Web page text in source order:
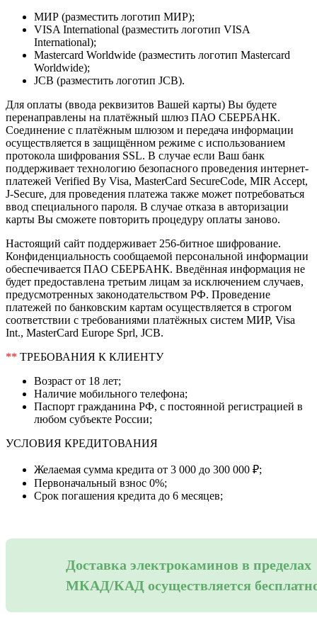
МИР (разместить логотип МИР);
VISA International (разместить логотип VISA
International);
Mastercard Worldwide (разместить логотип Mastercard
Worldwide);
JCB (разместить логотип JCB).
Для оплаты (ввода реквизитов Вашей карты) Вы будете
перенаправлены на платёжный шлюз ПАО СБЕРБАНК.
Соединение с платёжным шлюзом и передача информации
осуществляется в защищённом режиме с использованием
протокола шифрования SSL. В случае если Ваш банк
поддерживает технологию безопасного проведения интернет-
платежей Verified By Visa, MasterCard SecureCode, MIR Accept,
J-Secure, для проведения платежа также может потребоваться
ввод специального пароля. В случае отказа в авторизации
карты Вы сможете повторить процедуру оплаты заново.
Настоящий сайт поддерживает 256-битное шифрование.
Конфиденциальность сообщаемой персональной информации
обеспечивается ПАО СБЕРБАНК. Введённая информация не
будет предоставлена третьим лицам за исключением случаев,
предусмотренных законодательством РФ. Проведение
платежей по банковским картам осуществляется в строгом
соответствии с требованиями платёжных систем МИР, Visa
Int., MasterCard Europe Sprl, JCB.
** ТРЕБОВАНИЯ К КЛИЕНТУ
Возраст от 18 лет;
Наличие мобильного телефона;
Паспорт гражданина РФ, с постоянной регистрацией в
любом субъекте России;
УСЛОВИЯ КРЕДИТОВАНИЯ
Желаемая сумма кредита от 3 000 до 300 000 ₽;
Первоначальный взнос 0%;
Срок погашения кредита до 6 месяцев;
Доставка электрокаминов в пределах
МКАД/КАД осуществляется